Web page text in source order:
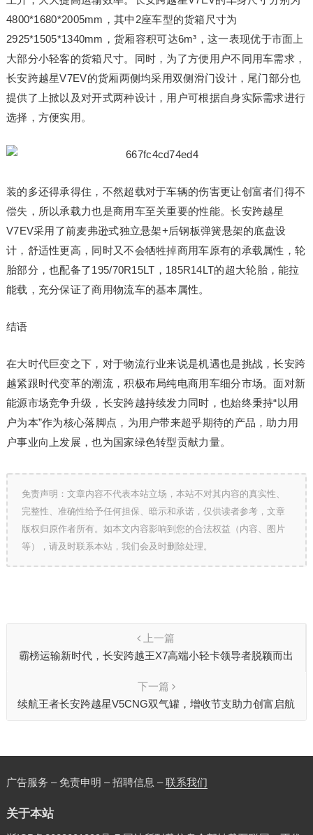
4800*1680*2005mm，其中2座车型的货箱尺寸为
2925*1505*1340mm，货厢容积可达6m³，这一表现优于市面上
大部分小轻客的货箱尺寸。同时，为了方便用户不同用车需求，
长安跨越星V7EV的货厢两侧均采用双侧滑门设计，尾门部分也
提供了上掀以及对开式两种设计，用户可根据自身实际需求进行
选择，方便实用。
装的多还得承得住，不然超载对于车辆的伤害更让创富者们得不
偿失，所以承载力也是商用车至关重要的性能。长安跨越星
V7EV采用了前麦弗逊式独立悬架+后钢板弹簧悬架的底盘设
计，舒适性更高，同时又不会牺牲掉商用车原有的承载属性，轮
胎部分，也配备了195/70R15LT，185R14LT的超大轮胎，能拉
能载，充分保证了商用物流车的基本属性。
结语
在大时代巨变之下，对于物流行业来说是机遇也是挑战，长安跨
越紧跟时代变革的潮流，积极布局纯电商用车细分市场。面对新
能源市场竞争升级，长安跨越持续发力同时，也始终秉持“以用
户为本”作为核心落脚点，为用户带来超乎期待的产品，助力用
户事业向上发展，也为国家绿色转型贡献力量。
免责声明：文章内容不代表本站立场，本站不对其内容的真实性、
完整性、准确性给予任何担保、暗示和承诺，仅供读者参考，文章
版权归原作者所有。如本文内容影响到您的合法权益（内容、图片
等），请及时联系本站，我们会及时删除处理。
上一篇
霸榜运输新时代，长安跨越王X7高端小轻卡领导者脱颖而出
下一篇
续航王者长安跨越星V5CNG双气罐，增收节支助力创富启航
广告服务 – 免责申明 – 招聘信息 –联系我们
关于本站